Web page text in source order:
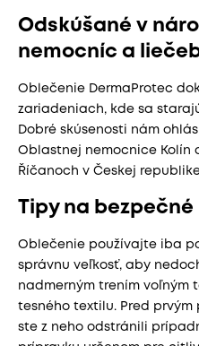
Odskúšané v
nemocníc a
Oblečenie DermaProtec
zariadeniach, kde sa
Dobré skúsenosti nám
Oblastnej nemocnice Kolín
Říčanoch v Českej
Tipy na
Oblečenie používajte iba
správnu veľkosť, aby
nadmerným trením voľným
tesného textilu. Pred
ste z neho odstránili